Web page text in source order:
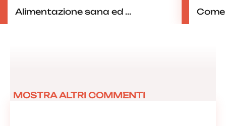
Alimentazione sana ed ...
MOSTRA ALTRI COMMENTI